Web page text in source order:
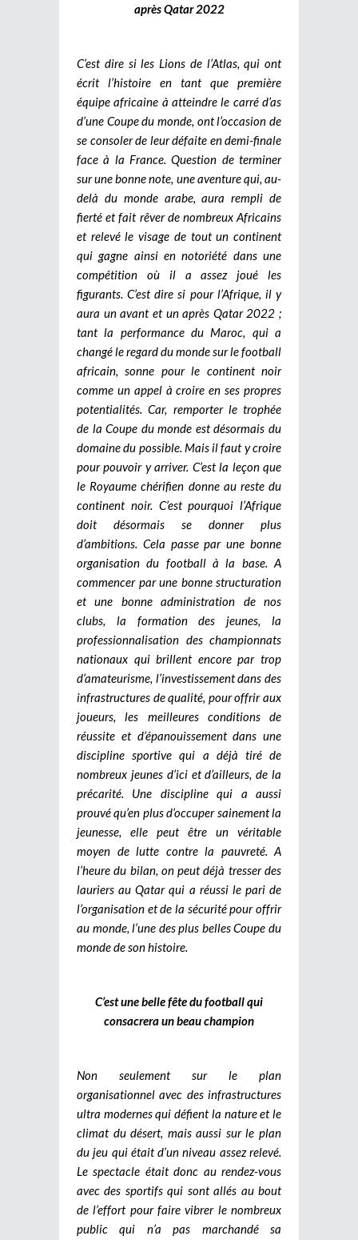
après Qatar 2022
C’est dire si les Lions de l’Atlas, qui ont
écrit l’histoire en tant que première
équipe africaine à atteindre le carré d’as
d’une Coupe du monde, ont l’occasion de
se consoler de leur défaite en demi-finale
face à la France. Question de terminer
sur une bonne note, une aventure qui, au-
delà du monde arabe, aura rempli de
fierté et fait rêver de nombreux Africains
et relevé le visage de tout un continent
qui gagne ainsi en notoriété dans une
compétition où il a assez joué les
figurants. C’est dire si pour l’Afrique, il y
aura un avant et un après Qatar 2022 ;
tant la performance du Maroc, qui a
changé le regard du monde sur le football
africain, sonne pour le continent noir
comme un appel à croire en ses propres
potentialités. Car, remporter le trophée
de la Coupe du monde est désormais du
domaine du possible. Mais il faut y croire
pour pouvoir y arriver. C’est la leçon que
le Royaume chérifien donne au reste du
continent noir. C’est pourquoi l’Afrique
doit désormais se donner plus
d’ambitions. Cela passe par une bonne
organisation du football à la base. A
commencer par une bonne structuration
et une bonne administration de nos
clubs, la formation des jeunes, la
professionnalisation des championnats
nationaux qui brillent encore par trop
d’amateurisme, l’investissement dans des
infrastructures de qualité, pour offrir aux
joueurs, les meilleures conditions de
réussite et d’épanouissement dans une
discipline sportive qui a déjà tiré de
nombreux jeunes d’ici et d’ailleurs, de la
précarité. Une discipline qui a aussi
prouvé qu’en plus d’occuper sainement la
jeunesse, elle peut être un véritable
moyen de lutte contre la pauvreté. A
l’heure du bilan, on peut déjà tresser des
lauriers au Qatar qui a réussi le pari de
l’organisation et de la sécurité pour offrir
au monde, l’une des plus belles Coupe du
monde de son histoire.
C’est une belle fête du football qui
consacrera un beau champion
Non seulement sur le plan
organisationnel avec des infrastructures
ultra modernes qui défient la nature et le
climat du désert, mais aussi sur le plan
du jeu qui était d’un niveau assez relevé.
Le spectacle était donc au rendez-vous
avec des sportifs qui sont allés au bout
de l’effort pour faire vibrer le nombreux
public qui n’a pas marchandé sa